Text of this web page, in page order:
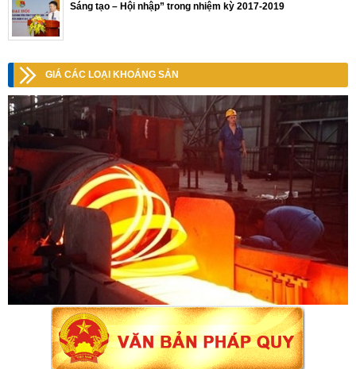
Sáng tạo – Hội nhập” trong nhiệm kỳ 2017-2019
GIÁ CÁC LOẠI KHOÁNG SẢN